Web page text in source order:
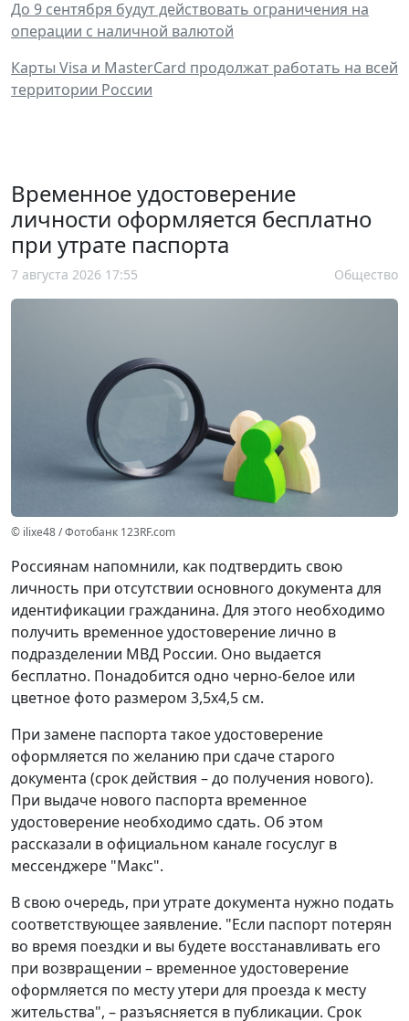
До 9 сентября будут действовать ограничения на
операции с наличной валютой
Карты Visa и MasterCard продолжат работать на всей
территории России
Временное удостоверение
личности оформляется бесплатно
при утрате паспорта
7 августа 2026 17:55 Общество
© ilixe48 / Фотобанк 123RF.com
Россиянам напомнили, как подтвердить свою
личность при отсутствии основного документа для
идентификации гражданина. Для этого необходимо
получить временное удостоверение лично в
подразделении МВД России. Оно выдается
бесплатно. Понадобится одно черно-белое или
цветное фото размером 3,5x4,5 см.
При замене паспорта такое удостоверение
оформляется по желанию при сдаче старого
документа (срок действия – до получения нового).
При выдаче нового паспорта временное
удостоверение необходимо сдать. Об этом
рассказали в официальном канале госуслуг в
мессенджере "Макс".
В свою очередь, при утрате документа нужно подать
соответствующее заявление. "Если паспорт потерян
во время поездки и вы будете восстанавливать его
при возвращении – временное удостоверение
оформляется по месту утери для проезда к месту
жительства", – разъясняется в публикации. Срок